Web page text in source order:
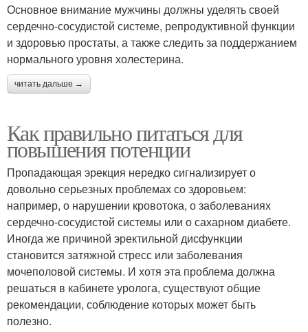
Основное внимание мужчины должны уделять своей
сердечно-сосудистой системе, репродуктивной функции
и здоровью простаты, а также следить за поддержанием
нормального уровня холестерина.
читать дальше →
Как правильно питаться для
повышения потенции
Пропадающая эрекция нередко сигнализирует о
довольно серьезных проблемах со здоровьем:
например, о нарушении кровотока, о заболеваниях
сердечно-сосудистой системы или о сахарном диабете.
Иногда же причиной эректильной дисфункции
становится затяжной стресс или заболевания
мочеполовой системы. И хотя эта проблема должна
решаться в кабинете уролога, существуют общие
рекомендации, соблюдение которых может быть
полезно.